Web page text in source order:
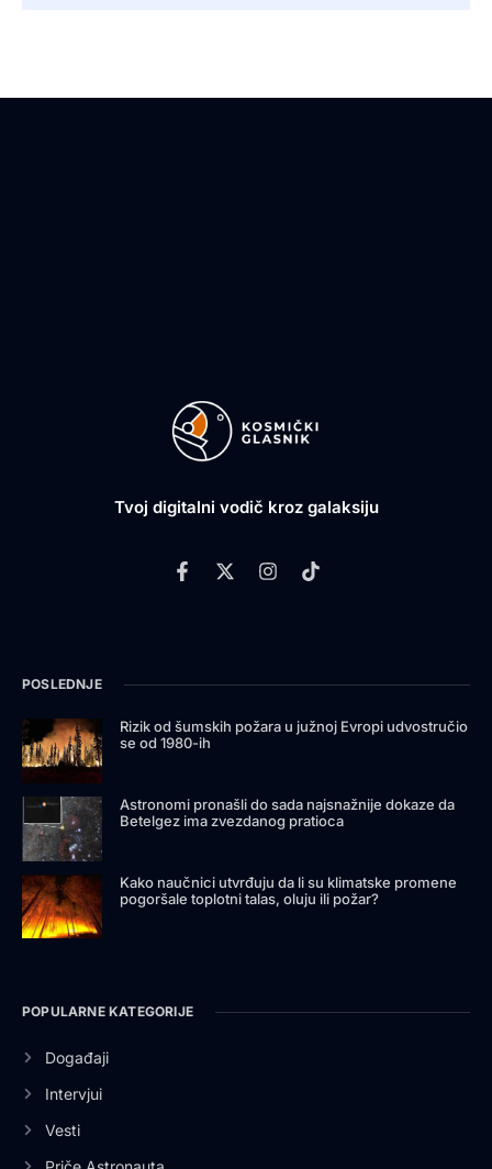
Tvoj digitalni vodič kroz galaksiju
POSLEDNJE
Rizik od šumskih požara u južnoj Evropi udvostručio
se od 1980-ih
Astronomi pronašli do sada najsnažnije dokaze da
Betelgez ima zvezdanog pratioca
Kako naučnici utvrđuju da li su klimatske promene
pogoršale toplotni talas, oluju ili požar?
POPULARNE KATEGORIJE
Događaji
Intervjui
Vesti